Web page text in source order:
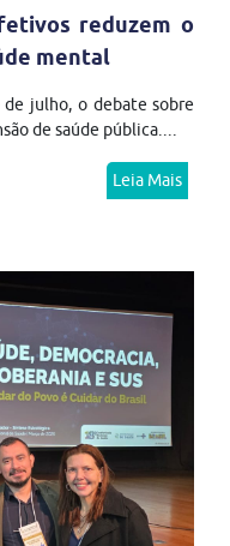
reduzem o
mental
julho, o debate sobre
de saúde pública....
Leia Mais